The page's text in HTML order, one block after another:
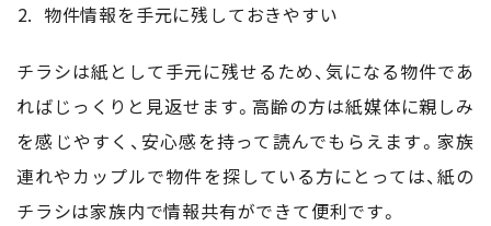
物件情報を手元に残しておきやすい
チラシは紙として手元に残せるため、気になる物件であ
ればじっくりと見返せます。高齢の方は紙媒体に親しみ
を感じやすく、安心感を持って読んでもらえます。家族
連れやカップルで物件を探している方にとっては、紙の
チラシは家族内で情報共有ができて便利です。